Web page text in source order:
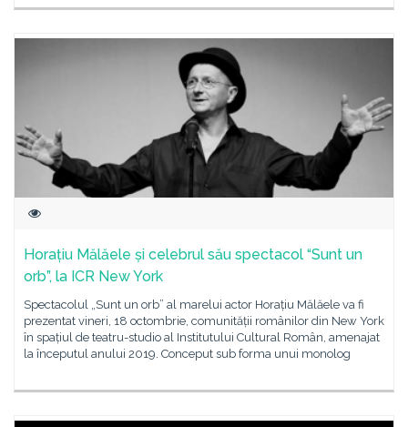
Horațiu Mălăele și celebrul său spectacol “Sunt un
orb”, la ICR New York
Spectacolul „Sunt un orb” al marelui actor Horațiu Mălăele va fi
prezentat vineri, 18 octombrie, comunității românilor din New York
în spațiul de teatru-studio al Institutului Cultural Român, amenajat
la începutul anului 2019. Conceput sub forma unui monolog